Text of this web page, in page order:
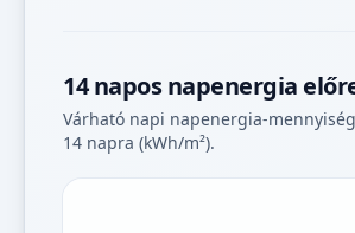
14 napos napenergia
Várható napi napenergia-
14 napra (kWh/m²).